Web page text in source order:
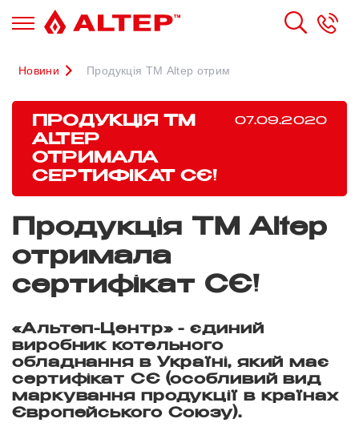
Новини Продукція ТМ Altep отримала сертифікат СЄ!
ПРОДУКЦІЯ ТМ
ALTEP
ОТРИМАЛА
СЕРТИФІКАТ СЄ!
07.09.2020
Продукція ТМ Altep
отримала
сертифікат СЄ!
«Альтеп-Центр» - єдиний
виробник котельного
обладнання в Україні, який має
сертифікат СЄ (особливий вид
маркування продукції в країнах
Європейського Союзу).